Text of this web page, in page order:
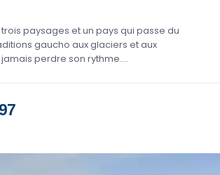
paysages et un pays qui passe du
gaucho aux glaciers et aux
perdre son rythme….